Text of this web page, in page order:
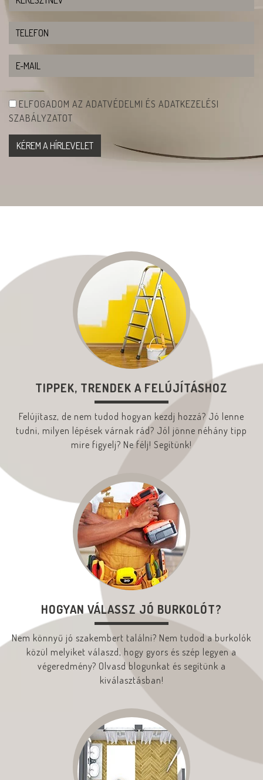
ELFOGADOM AZ ADATVÉDELMI ÉS ADATKEZELÉSI
SZABÁLYZATOT
TIPPEK, TRENDEK A FELÚJÍTÁSHOZ
Felújítasz, de nem tudod hogyan kezdj hozzá? Jó lenne
tudni, milyen lépések várnak rád? Jól jönne néhány tipp
mire figyelj? Ne félj! Segítünk!
HOGYAN VÁLASSZ JÓ BURKOLÓT?
Nem könnyű jó szakembert találni? Nem tudod a burkolók
közül melyiket válaszd, hogy gyors és szép legyen a
végeredmény? Olvasd blogunkat és segítünk a
kiválasztásban!